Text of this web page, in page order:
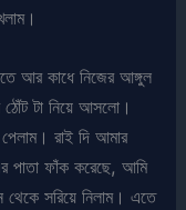
আর কাধে নিজের আঙ্গুল
ঠোঁট টা নিয়ে আসলো।
রাই দি আমার
পাতা ফাঁক করেছে, আমি
থেকে সরিয়ে নিলাম। এতে